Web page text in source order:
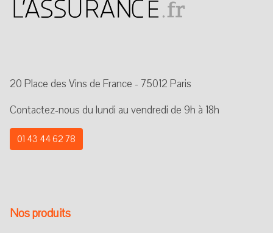
20 Place des Vins de France - 75012 Paris
Contactez-nous du lundi au vendredi de 9h à 18h
01 43 44 62 78
Nos produits